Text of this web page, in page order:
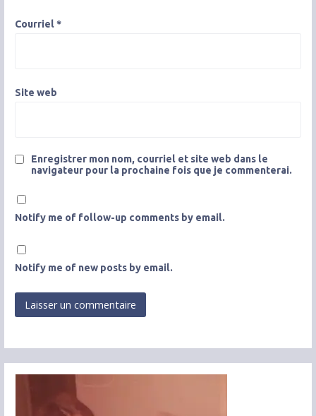
Courriel*
Site web
Enregistrer mon nom, courriel et site web dans le
navigateur pour la prochaine fois que je commenterai.
Notify me of follow-up comments by email.
Notify me of new posts by email.